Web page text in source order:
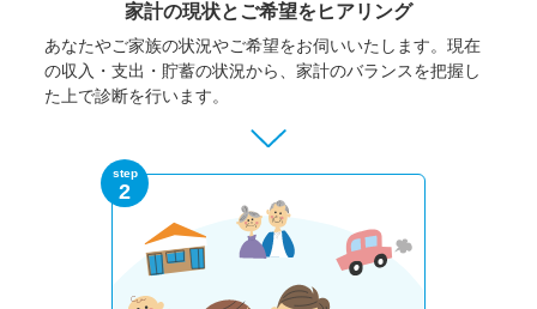
家計の現状と ご希望をヒアリング
あなたやご家族の状況やご希望をお伺いいたします。 現在
の収入・支出・貯蓄の状況から、家計のバランスを把握し
た上で診断を行います。
step
2